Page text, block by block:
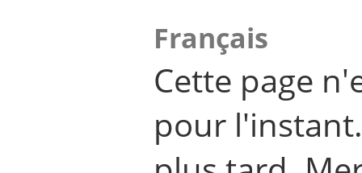
Français
Cette page
pour